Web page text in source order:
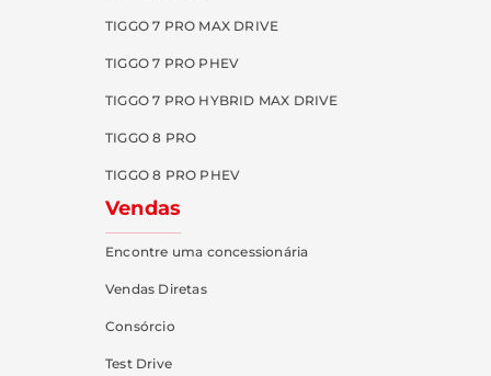
TIGGO 7 PRO MAX DRIVE
TIGGO 7 PRO PHEV
TIGGO 7 PRO HYBRID MAX DRIVE
TIGGO 8 PRO
TIGGO 8 PRO PHEV
Vendas
Encontre uma concessionária
Vendas Diretas
Consórcio
Test Drive